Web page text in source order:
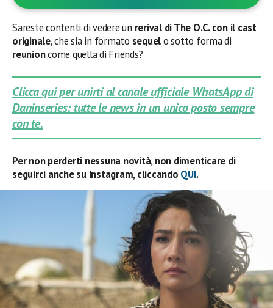
Sareste contenti di vedere un rerival di The O.C. con il cast
originale, che sia in formato sequelo sotto forma di
reunioncome quella di Friends?
Clicca qui per unirti al canale ufficiale WhatsApp di
Daninseries: tutte le news in un unico posto sempre
con te.
Per non perderti nessuna novità, non dimenticare di
seguirci anche su Instagram, cliccando QUI.